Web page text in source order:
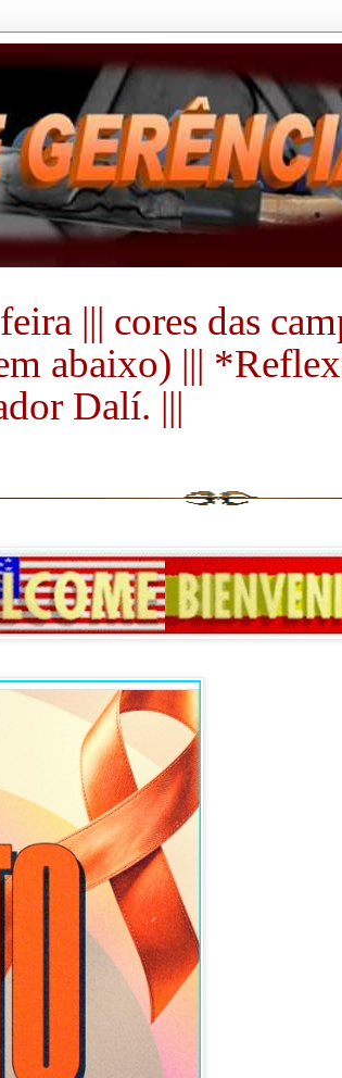
||| cores das
abaixo) |||
Dalí. |||